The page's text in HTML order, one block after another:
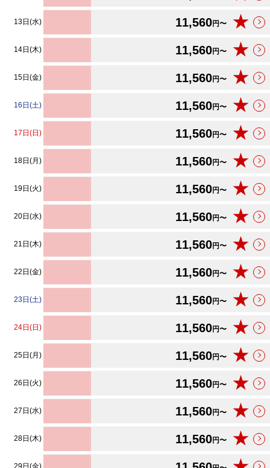
13日(水) 11,560円〜 ★
14日(木) 11,560円〜 ★
15日(金) 11,560円〜 ★
16日(土) 11,560円〜 ★
17日(日) 11,560円〜 ★
18日(月) 11,560円〜 ★
19日(火) 11,560円〜 ★
20日(水) 11,560円〜 ★
21日(木) 11,560円〜 ★
22日(金) 11,560円〜 ★
23日(土) 11,560円〜 ★
24日(日) 11,560円〜 ★
25日(月) 11,560円〜 ★
26日(火) 11,560円〜 ★
27日(水) 11,560円〜 ★
28日(木) 11,560円〜 ★
29日(金)